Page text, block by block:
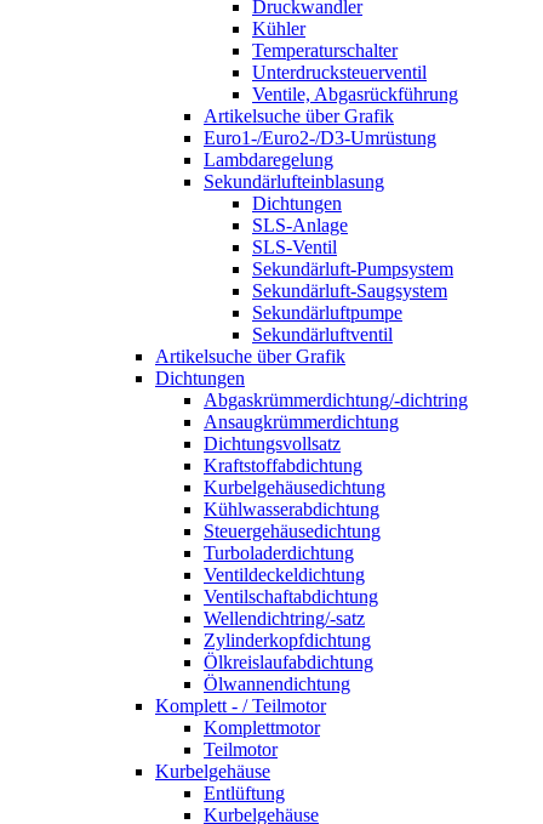
Druckwandler
Kühler
Temperaturschalter
Unterdrucksteuerventil
Ventile, Abgasrückführung
Artikelsuche über Grafik
Euro1-/Euro2-/D3-Umrüstung
Lambdaregelung
Sekundärlufteinblasung
Dichtungen
SLS-Anlage
SLS-Ventil
Sekundärluft-Pumpsystem
Sekundärluft-Saugsystem
Sekundärluftpumpe
Sekundärluftventil
Artikelsuche über Grafik
Dichtungen
Abgaskrümmerdichtung/-dichtring
Ansaugkrümmerdichtung
Dichtungsvollsatz
Kraftstoffabdichtung
Kurbelgehäusedichtung
Kühlwasserabdichtung
Steuergehäusedichtung
Turboladerdichtung
Ventildeckeldichtung
Ventilschaftabdichtung
Wellendichtring/-satz
Zylinderkopfdichtung
Ölkreislaufabdichtung
Ölwannendichtung
Komplett - / Teilmotor
Komplettmotor
Teilmotor
Kurbelgehäuse
Entlüftung
Kurbelgehäuse